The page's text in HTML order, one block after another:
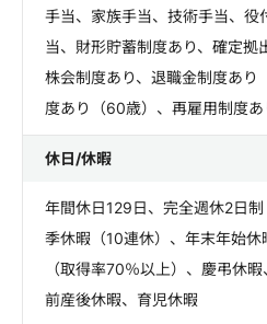
手当、家族手当、技術手当、役
当、財形貯蓄制度あり、確定拠
株会制度あり、退職金制度あり
度あり（60歳）、再雇用制度あ
休日/休暇
年間休日129日、完全週休2日
季休暇（10連休）、年末年始
（取得率70％以上）、慶弔休
前産後休暇、育児休暇